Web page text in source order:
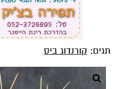
תגים: קורנדוג ביס